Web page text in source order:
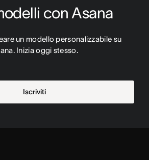
con Asana
un modello personalizzabile su
Inizia oggi stesso.
Iscriviti